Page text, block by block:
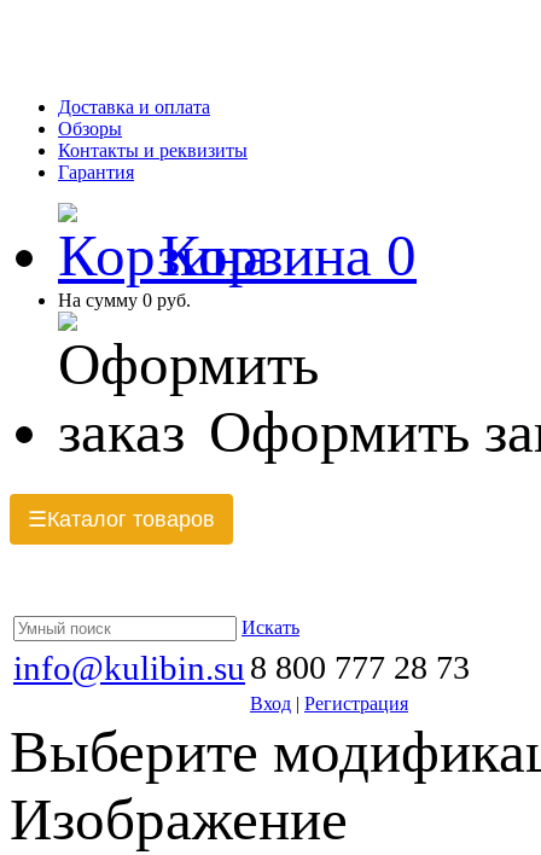
Доставка и оплата
Обзоры
Контакты и реквизиты
Гарантия
Корзина 0
На сумму 0 руб.
Оформить
☰Каталог товаров
Искать
info@kulibin.su 8 800 777 28 73
Вход | Регистрация
Выберите
Изображение